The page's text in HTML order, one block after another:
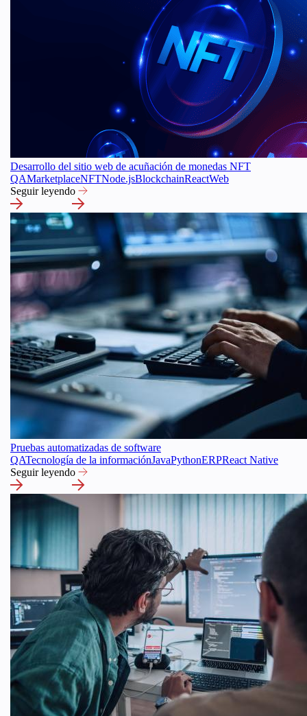
Desarrollo del sitio web de acuñación de monedas NFT
QAMarketplaceNFTNode.jsBlockchainReactWeb
Seguir leyendo
Pruebas automatizadas de software
QATecnología de la informaciónJavaPythonERPReact Native
Seguir leyendo